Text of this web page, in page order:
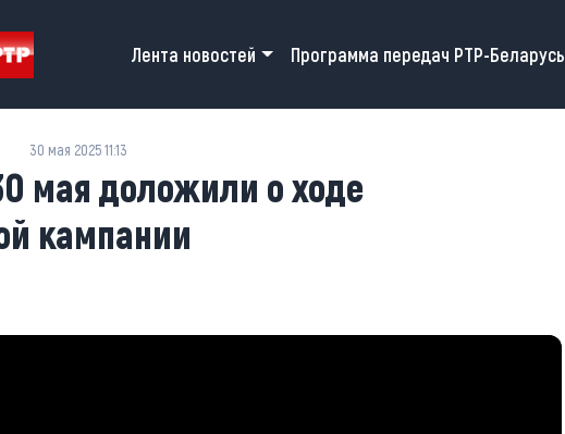
Main navigation
Лента новостей Программа передач РТР-Беларусь
30 мая 2025 11:13
мая доложили о ходе
кампании